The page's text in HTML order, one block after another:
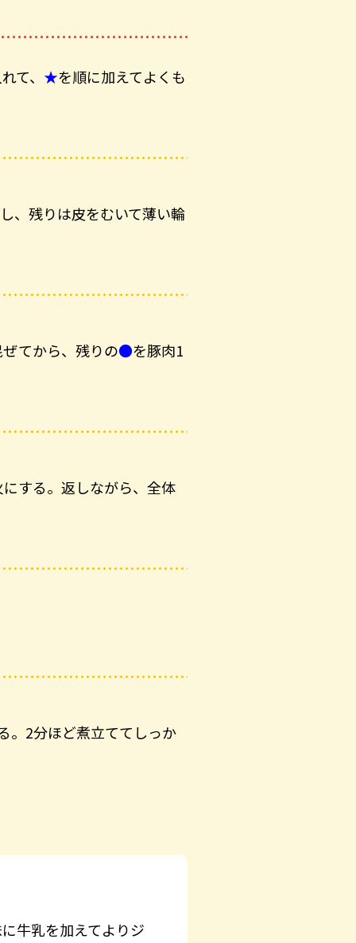
て、 ★を順に加えてよくも
、残りは皮をむいて薄い輪
てから、残りの●を豚肉1
する。返しながら、全体
。2分ほど煮立ててしっか
牛乳を加えてよりジ